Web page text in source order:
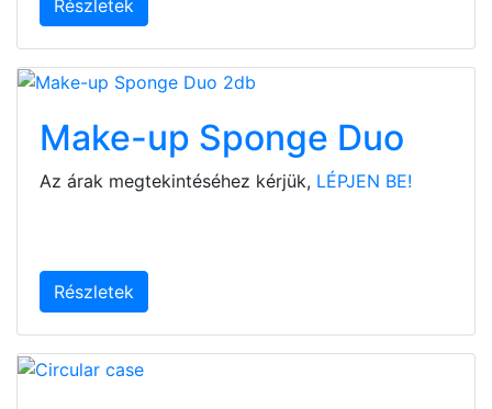
Részletek
Make-up Sponge Duo
Az árak megtekintéséhez kérjük, LÉPJEN BE!
Részletek